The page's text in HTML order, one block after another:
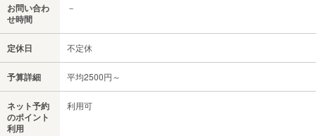
お問い合わ
せ時間
－
定休日 不定休
予算詳細 平均2500円～
ネット予約
のポイント
利用
利用可